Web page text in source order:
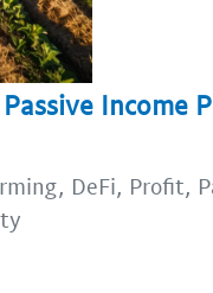
Income
DeFi, Profit,